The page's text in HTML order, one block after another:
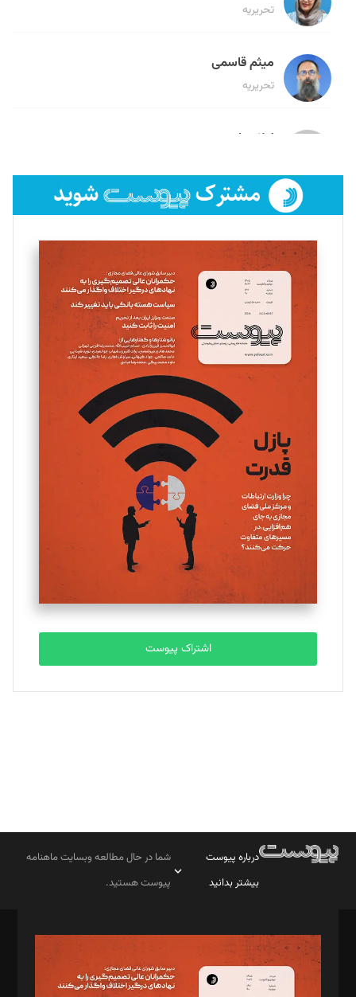
تحریریه
میثم قاسمی
تحریریه
لیلا حنارود
فائزه فتحی رستمی
تحریریه
سروش کرمیان
تحریریه
مینا پاکدل
یسنا امان‌پور
تحریریه
ملینا جعفری
تحریریه
مصطفی مسجدی آرانی
تحریریه
بابک نقاش
تحریریه
اشتراک پیوست
درباره پیوست
بیشتر بدانید
شما در حال مطالعه وبسایت ماهنامه
پیوست هستید.
مدیر مسئول: محمدباقر اثنی‌عشری
سردبیر: مهرک محمودی
دبیر تحریریه: میثم قاسمی